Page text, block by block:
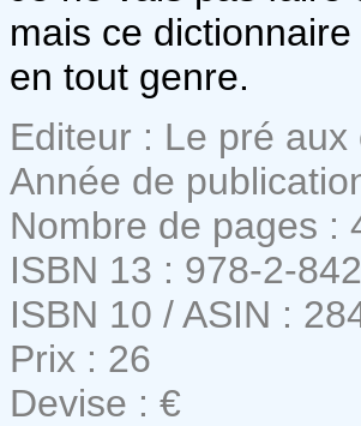
mais ce
en tout genre.
Editeur : Le pré aux
Année de
Nombre de pages :
ISBN 13 : 978-2-
ISBN 10 / ASIN :
Prix : 26
Devise : €